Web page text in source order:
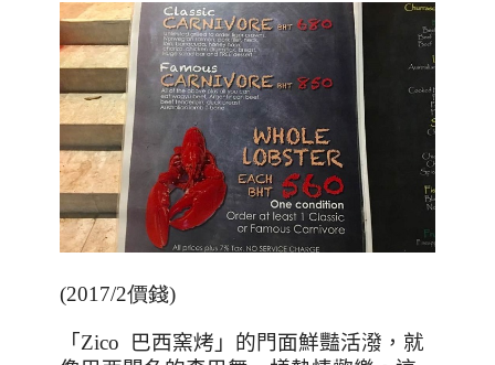
(2017/2價錢)
「Zico 巴西窯烤」的門面鮮豔活潑，就